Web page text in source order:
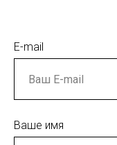
E-mail
Ваше имя